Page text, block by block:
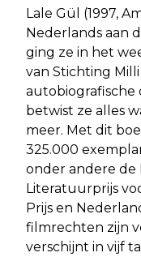
Lale Gül (1997,
Nederlands aan
ging ze in het
van Stichting
betwist ze alles
meer. Met dit
325.000
onder andere de
Literatuurprijs
Prijs en
filmrechten zijn
verschijnt in vijf